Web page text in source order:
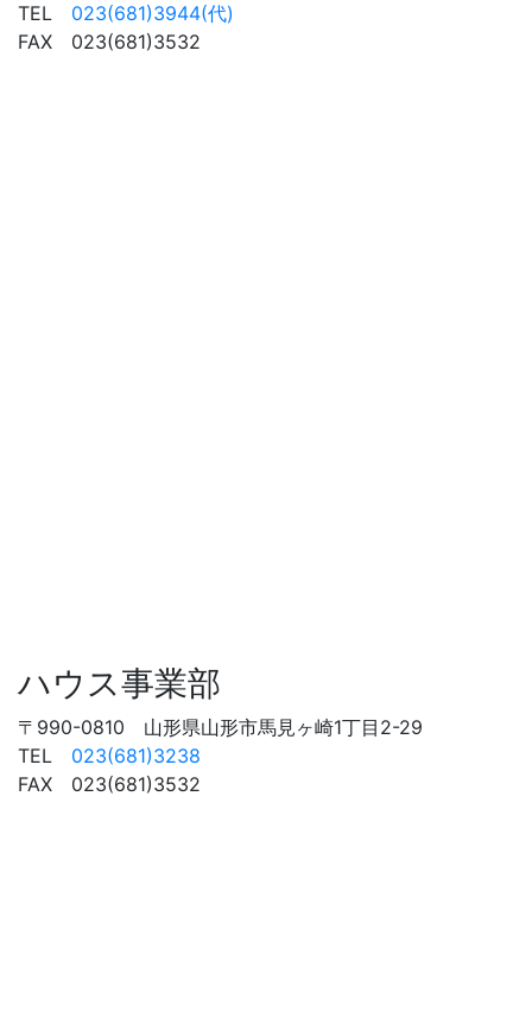
TEL 023(681)3944(代)
FAX 023(681)3532
ハウス事業部
〒990-0810 山形県山形市馬見ヶ崎1丁目2-29
TEL 023(681)3238
FAX 023(681)3532